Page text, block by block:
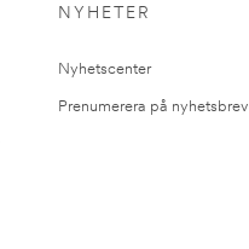
NYHETER
Nyhetscenter
Prenumerera på nyhetsbrev